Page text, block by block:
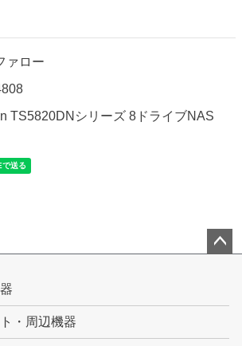
ァロー
TS5820DNシリーズ 8ドライブNAS
ップ
・周辺機器